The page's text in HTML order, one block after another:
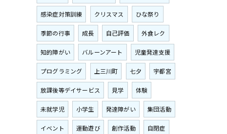
感染症対策訓練 クリスマス ひな祭り
季節の行事 成長 自己評価 外食レク
知的障がい バルーンアート 児童発達支援
プログラミング 上三川町 七夕 宇都宮
放課後等デイサービス 見学 体験
未就学児 小学生 発達障がい 集団活動
イベント 運動遊び 創作活動 自閉症